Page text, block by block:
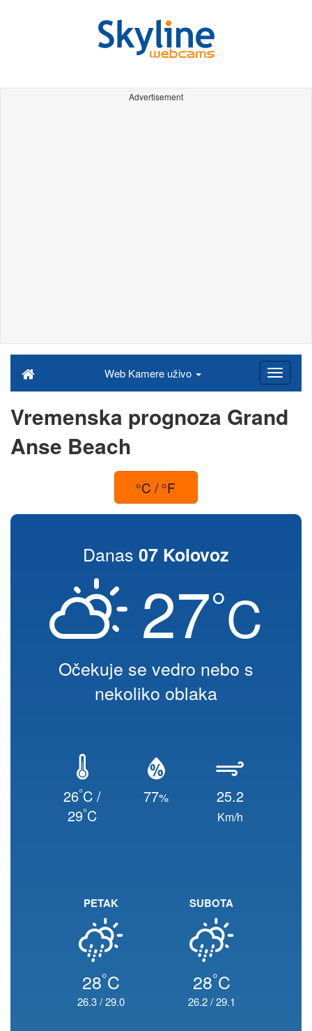
Advertisement
Web Kamere uživo
Vremenska prognoza Grand
Anse Beach
°C / °F
Danas 07 Kolovoz
27°C
Očekuje se vedro nebo s
nekoliko oblaka
26°C /
29°C
77% 25.2
Km/h
PETAK
28°C
26.3/29.0
SUBOTA
28°C
26.2/29.1